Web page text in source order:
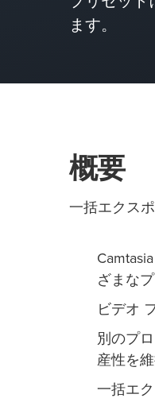
ます。
概要
一括エクス
ざまな
ビデオ
別のプ
産性を
一括エ